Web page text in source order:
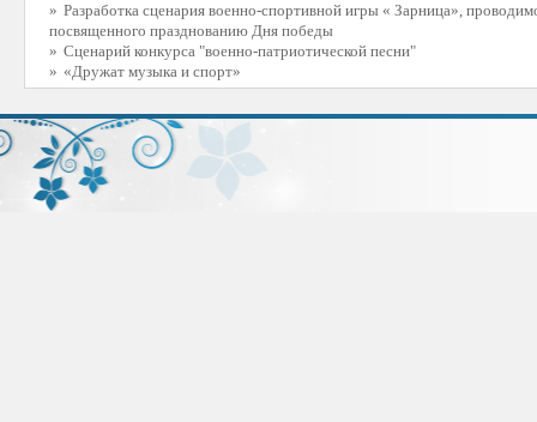
» Разработка сценария военно-спортивной игры « Зарница»,
посвященного празднованию Дня победы
» Сценарий конкурса "военно-патриотической песни"
» «Дружат музыка и спорт»